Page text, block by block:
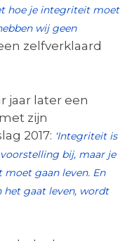
hoe je integriteit moet
wij geen
zelfverklaard
jaar later een
zijn
2017: ‘Integriteit is
bij, maar je
moet gaan leven. En
het gaat leven, wordt